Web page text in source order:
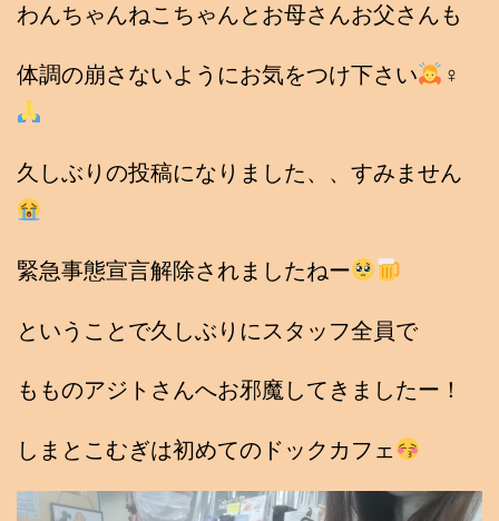
わんちゃんねこちゃんとお母さんお父さんも
体調の崩さないようにお気をつけ下さい ‍♀
久しぶりの投稿になりました、、すみません
緊急事態宣言解除されましたねー
ということで久しぶりにスタッフ全員で
もものアジトさんへお邪魔してきましたー！
しまとこむぎは初めてのドックカフェ